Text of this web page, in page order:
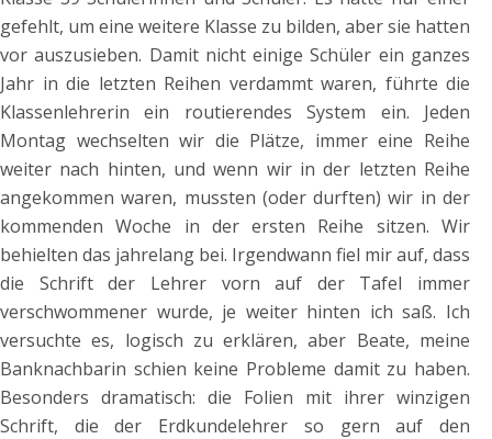
gefehlt, um eine weitere Klasse zu bilden, aber sie hatten
vor auszusieben. Damit nicht einige Schüler ein ganzes
Jahr in die letzten Reihen verdammt waren, führte die
Klassenlehrerin ein routierendes System ein. Jeden
Montag wechselten wir die Plätze, immer eine Reihe
weiter nach hinten, und wenn wir in der letzten Reihe
angekommen waren, mussten (oder durften) wir in der
kommenden Woche in der ersten Reihe sitzen. Wir
behielten das jahrelang bei. Irgendwann fiel mir auf, dass
die Schrift der Lehrer vorn auf der Tafel immer
verschwommener wurde, je weiter hinten ich saß. Ich
versuchte es, logisch zu erklären, aber Beate, meine
Banknachbarin schien keine Probleme damit zu haben.
Besonders dramatisch: die Folien mit ihrer winzigen
Schrift, die der Erdkundelehrer so gern auf den